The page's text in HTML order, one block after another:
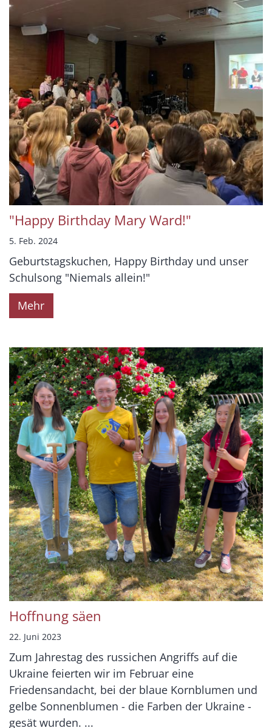
"Happy Birthday Mary Ward!"
5. Feb. 2024
Geburtstagskuchen, Happy Birthday und unser
Schulsong "Niemals allein!"
Mehr
Hoffnung säen
22. Juni 2023
Zum Jahrestag des russichen Angriffs auf die
Ukraine feierten wir im Februar eine
Friedensandacht, bei der blaue Kornblumen und
gelbe Sonnenblumen - die Farben der Ukraine -
gesät wurden. ...